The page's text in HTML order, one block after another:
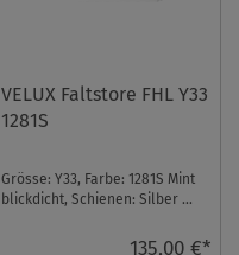
VELUX Faltstore FHL Y33
1281S
Grösse: Y33, Farbe: 1281S Mint
blickdicht, Schienen: Silber ...
135,00 €*